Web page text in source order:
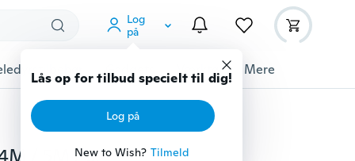
Log
på
Lås op for tilbud specielt til dig!
Log på
New to Wish? Tilmeld
Gadgets Værktøj Mere
SMD 5050 AC 220V Led Strip Fleksibelt lys 2M / 3M / 4M / 5M / 6M / 7M / 8M / 9M / 10M + Power Plug, 60leds / m Vandtæt LED-lys